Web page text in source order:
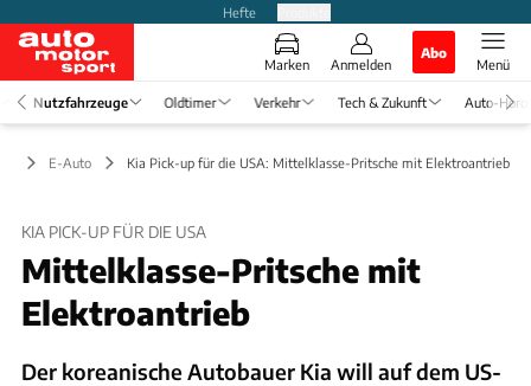
Hefte
Marken Anmelden
Abo
Menü
Nutzfahrzeuge Oldtimer Verkehr Tech & Zukunft Auto-
E-Auto Kia Pick-up für die USA: Mittelklasse-Pritsche mit Elektroantrieb
KIA PICK-UP FÜR DIE USA
Mittelklasse-Pritsche mit
Elektroantrieb
Der koreanische Autobauer Kia will auf dem US-